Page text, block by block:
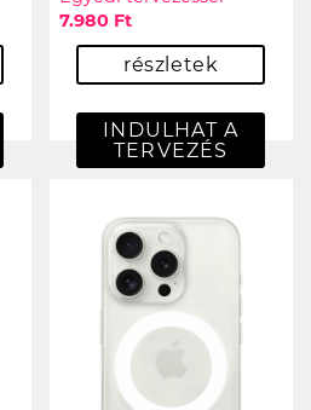
7.980 Ft
részletek
INDULHAT A
TERVEZÉS